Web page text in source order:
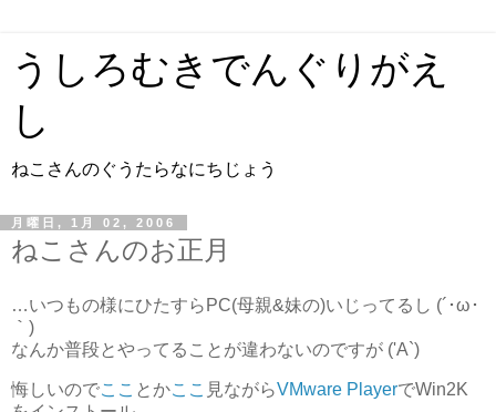
うしろむきでんぐりがえ
し
ねこさんのぐうたらなにちじょう
月曜日, 1月 02, 2006
ねこさんのお正月
…いつもの様にひたすらPC(母親&妹の)いじってるし (´･ω･
｀)
なんか普段とやってることが違わないのですが ('A`)
悔しいのでここ とかここ 見ながらVMware PlayerでWin2K